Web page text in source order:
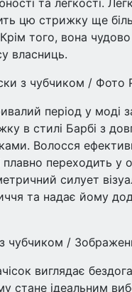
та легкості.
цю стрижку ще
того, вона
власниць.
з чубчиком / Фото
період у моді
в стилі Барбі з
Волосся
плавно переходить у
силует
та надає йому
з чубчиком /
виглядає
стане ідеальним